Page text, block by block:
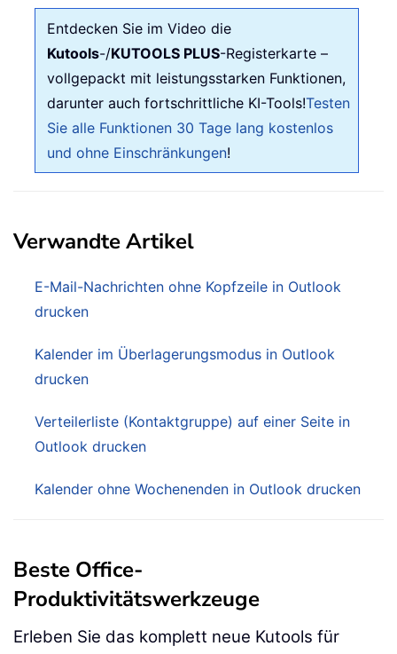
Entdecken Sie im Video die
Kutools-/KUTOOLS PLUS-Registerkarte –
vollgepackt mit leistungsstarken Funktionen,
darunter auch fortschrittliche KI-Tools!Testen
Sie alle Funktionen 30 Tage lang kostenlos
und ohne Einschränkungen!
Verwandte Artikel
E-Mail-Nachrichten ohne Kopfzeile in Outlook
drucken
Kalender im Überlagerungsmodus in Outlook
drucken
Verteilerliste (Kontaktgruppe) auf einer Seite in
Outlook drucken
Kalender ohne Wochenenden in Outlook drucken
Beste Office-
Produktivitätswerkzeuge
Erleben Sie das komplett neue Kutools für